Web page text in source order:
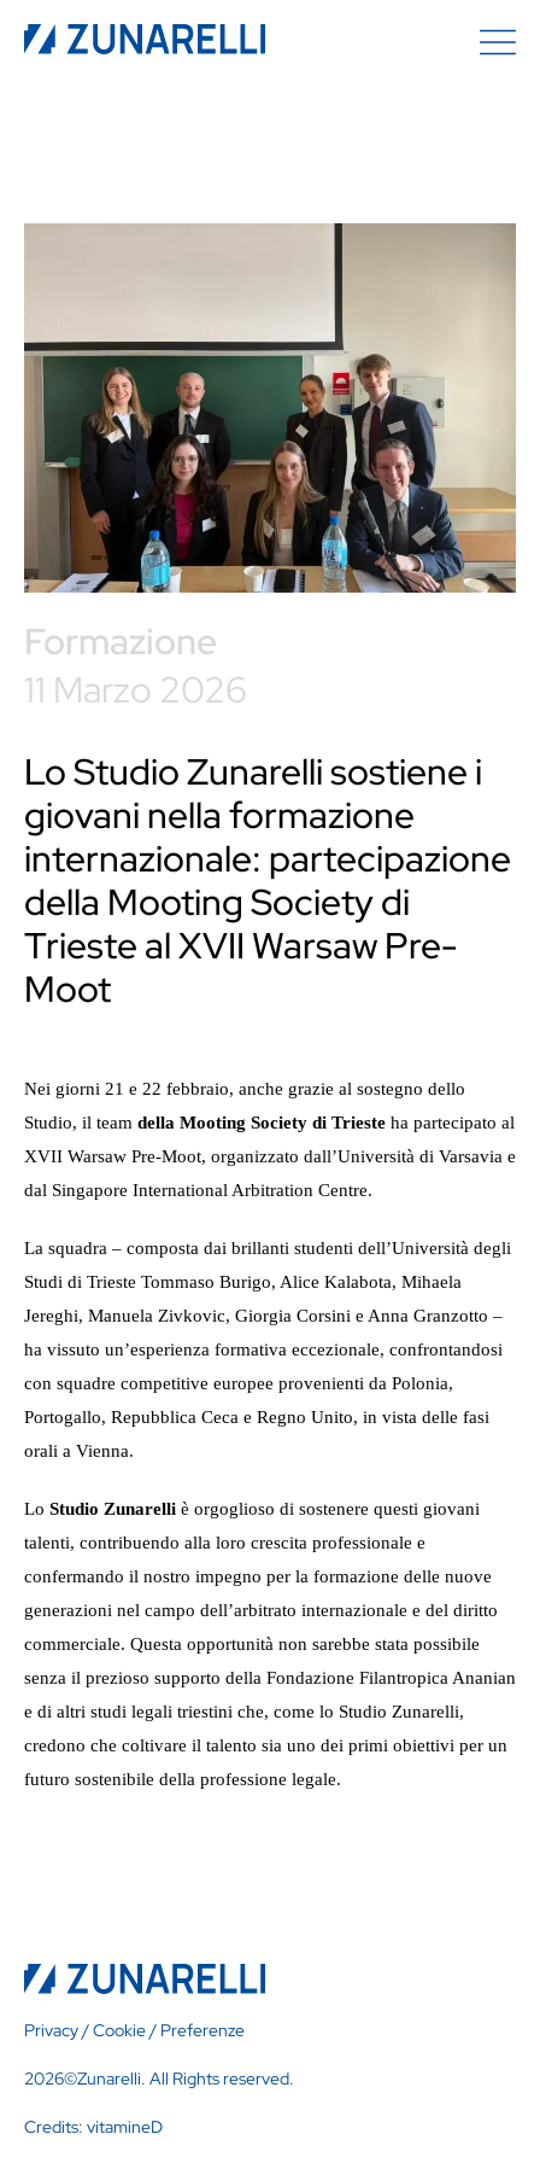
Formazione
11 Marzo 2026
Lo Studio Zunarelli sostiene i
giovani nella formazione
internazionale: partecipazione
della Mooting Society di
Trieste al XVII Warsaw Pre-
Moot
Nei giorni 21 e 22 febbraio, anche grazie al sostegno dello
Studio, il team della Mooting Society di Trieste ha partecipato al
XVII Warsaw Pre-Moot, organizzato dall’Università di Varsavia e
dal Singapore International Arbitration Centre.
La squadra – composta dai brillanti studenti dell’Università degli
Studi di Trieste Tommaso Burigo, Alice Kalabota, Mihaela
Jereghi, Manuela Zivkovic, Giorgia Corsini e Anna Granzotto –
ha vissuto un’esperienza formativa eccezionale, confrontandosi
con squadre competitive europee provenienti da Polonia,
Portogallo, Repubblica Ceca e Regno Unito, in vista delle fasi
orali a Vienna.
Lo Studio Zunarelli è orgoglioso di sostenere questi giovani
talenti, contribuendo alla loro crescita professionale e
confermando il nostro impegno per la formazione delle nuove
generazioni nel campo dell’arbitrato internazionale e del diritto
commerciale. Questa opportunità non sarebbe stata possibile
senza il prezioso supporto della Fondazione Filantropica Ananian
e di altri studi legali triestini che, come lo Studio Zunarelli,
credono che coltivare il talento sia uno dei primi obiettivi per un
futuro sostenibile della professione legale.
Privacy/Cookie/ Preferenze
2026©Zunarelli. All Rights reserved.
Credits: vitamineD